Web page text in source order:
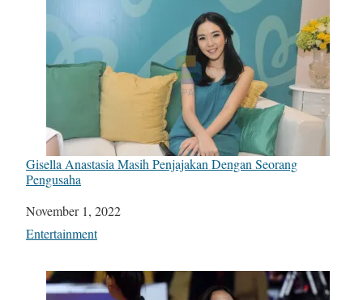
Gisella Anastasia Masih Penjajakan Dengan Seorang
Pengusaha
Date
November 1, 2022
In relation to
Entertainment